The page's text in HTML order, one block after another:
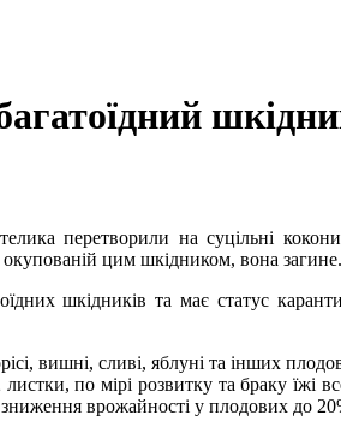
перетворили на суцільні
цим шкідником, вона загине.
шкідників та має статус
вишні, сливі, яблуні та інших
по мірі розвитку та браку їжі
врожайності у плодових до